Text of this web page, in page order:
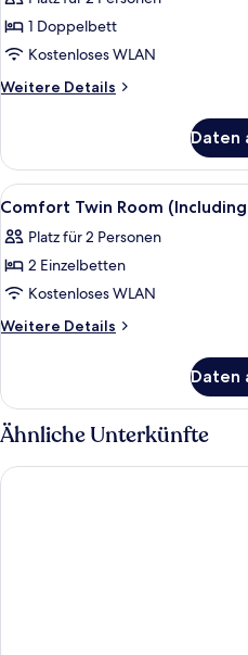
für
Economy
Double
Room
parking)
anzeigen
1 Doppelbett
Kostenloses WLAN
Weitere Details
Weitere
Double
Room
(Including
parking)
Daten
Alle
Fotos
für
Comfort
Twin
Room
parking)
anzeigen
17
Comfort Twin Room
Platz für 2 Personen
2 Einzelbetten
Kostenloses WLAN
Weitere Details
Weitere
Twin
Room
(Including
free
parking)
Daten
Ähnliche Unterkünfte
Best Western Amsterdam